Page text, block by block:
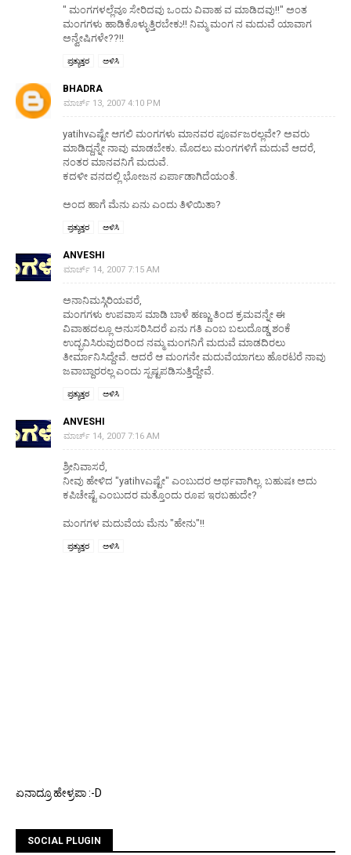
" ಮಂಗಗಳಲ್ಲೆವೂ ಸೇರಿದವು ಒಂದು ವಿವಾಹ ವ ಮಾಡಿದವು!!" ಅಂತ
ಮಂಗಗಳು ಹಾಡಿಕೊಳ್ಳುತ್ತಿರಬೇಕು!! ನಿಮ್ಮ ಮಂಗ ನ ಮದುವೆ ಯಾವಾಗ
ಅನ್ವೇಷಿಗಳೇ??!!
ಪ್ರತ್ಯುತ್ತರ ಅಳಿಸಿ
BHADRA
ಮಾರ್ಚ್ 13, 2007 4:10 PM
yatihvಎಷ್ಟೇ ಆಗಲಿ ಮಂಗಗಳು ಮಾನವರ ಪೂರ್ವಜರಲ್ಲವೇ? ಅವರು
ಮಾಡಿದ್ದನ್ನೇ ನಾವು ಮಾಡಬೇಕು. ಮೊದಲು ಮಂಗಗಳಿಗೆ ಮದುವೆ ಆದರೆ,
ನಂತರ ಮಾನವನಿಗೆ ಮದುವೆ.
ಕದಳೀ ವನದಲ್ಲಿ ಭೋಜನ ಏರ್ಪಾಡಾಗಿದೆಯಂತೆ.
ಅಂದ ಹಾಗೆ ಮೆನು ಏನು ಎಂದು ತಿಳಿಯಿತಾ?
ಪ್ರತ್ಯುತ್ತರ ಅಳಿಸಿ
ANVESHI
ಮಾರ್ಚ್ 14, 2007 7:15 AM
ಅನಾನಿಮಸ್ಗಿರಿಯವರೆ,
ಮಂಗಗಳು ಉಪವಾಸ ಮಾಡಿ ಬಾಳೆ ಹಣ್ಣು ತಿಂದ ಕ್ರಮವನ್ನೇ ಈ
ವಿವಾಹದಲ್ಲೂ ಅನುಸರಿಸಿದರೆ ಏನು ಗತಿ ಎಂಬ ಬಲುದೊಡ್ಡ ಶಂಕೆ
ಉದ್ಭವಿಸಿರುವುದರಿಂದ ನಮ್ಮ ಮಂಗನಿಗೆ ಮದುವೆ ಮಾಡದಿರಲು
ತೀರ್ಮಾನಿಸಿದ್ದೇವೆ. ಆದರೆ ಆ ಮಂಗನೇ ಮದುವೆಯಾಗಲು ಹೊರಟರೆ ನಾವು
ಜವಾಬ್ದಾರರಲ್ಲ ಎಂದು ಸ್ಪಷ್ಟಪಡಿಸುತ್ತಿದ್ದೇವೆ.
ಪ್ರತ್ಯುತ್ತರ ಅಳಿಸಿ
ANVESHI
ಮಾರ್ಚ್ 14, 2007 7:16 AM
ಶ್ರೀನಿವಾಸರೆ,
ನೀವು ಹೇಳಿದ "yatihvಎಷ್ಟೇ" ಎಂಬುದರ ಅರ್ಥವಾಗಿಲ್ಲ. ಬಹುಷಃ ಅದು
ಕಪಿಚೇಷ್ಟೆ ಎಂಬುದರ ಮತ್ತೊಂದು ರೂಪ ಇರಬಹುದೇ?
ಮಂಗಗಳ ಮದುವೆಯ ಮೆನು "ಹೇನು"!!
ಪ್ರತ್ಯುತ್ತರ ಅಳಿಸಿ
ಏನಾದ್ರೂ ಹೇಳ್ರಪಾ :-D
SOCIAL PLUGIN